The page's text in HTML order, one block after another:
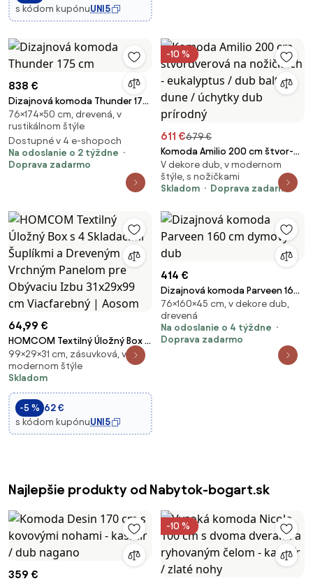
s kódom kupónuUNI5
838 €
Dizajnová komoda Thunder 175
cm
76×174×50 cm, drevená, v
rustikálnom štýle
Dostupné v 4 e-shopoch
Na odoslanie o 2 týždne
Doprava zadarmo
-10 %
611 €679 €
Komoda Amilio 200 cm štvor­
dverová na nožičkách -
eukalyptus / dub baltic dune /
úchytky dub prírodný
V dekore dub, v modernom
štýle, s nožičkami
Skladom
Doprava zadarmo
64,99 €
HOMCOM Textilný Úložný Box s
4 Skladacími Šuplíkmi a
Dreveným Vrchným Panelom
pre Obývaciu Izbu 31x29x99 cm
Viacfarebný | Aosom
99×29×31 cm, zásuvková, v
modernom štýle
Skladom
-5 % 62 €
s kódom kupónuUNI5
414 €
Dizajnová komoda Parveen 160
cm dymový dub
76×160×45 cm, v dekore dub,
drevená
Na odoslanie o 4 týždne
Doprava zadarmo
Najlepšie produkty od Nabytok-bogart.sk
359 €
-10 %